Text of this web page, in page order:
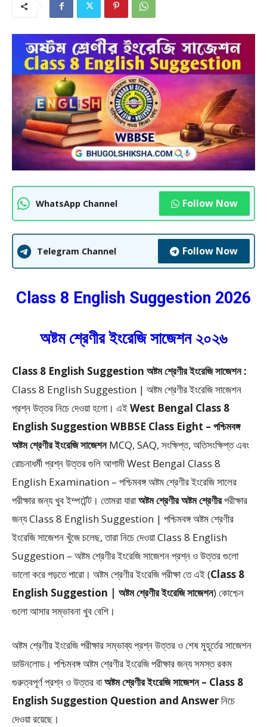
WhatsApp Channel Follow Now
Telegram Channel Follow Now
Class 8 English Suggestion 2026
অষ্টম শ্রেণীর ইংরেজি সাজেশন ২০২৬
Class 8 English Suggestion অষ্টম শ্রেণীর ইংরেজি সাজেশন :
Class 8 English Suggestion | অষ্টম শ্রেণীর ইংরেজি সাজেশন
প্রশ্ন উত্তর নিচে দেওয়া হলো। এইWest Bengal Class 8
English Suggestion WBBSE Class Eight – পশ্চিমবঙ্গ
অষ্টম শ্রেণীর ইংরেজি সাজেশনMCQ, SAQ, সংক্ষিপ্ত, অতিসংক্ষিপ্ত এবং
রোচনাধর্মী প্রশ্ন উত্তর গুলি আগামী West Bengal Class 8
English Examination – পশ্চিমবঙ্গ অষ্টম শ্রেণীর ইংরেজি সালের
পরীক্ষার জন্য খুব ইম্পর্টেন্ট। তোমরা যারাঅষ্টম শ্রেণীর অষ্টম শ্রেণীরপরীক্ষার
জন্য Class 8 English Suggestion | পশ্চিমবঙ্গ অষ্টম শ্রেণীর
ইংরেজি সাজেশন খুঁজে চলেছ, তারা নিচে দেওয়া Class 8 English
Suggestion – অষ্টম শ্রেণীর ইংরেজি সাজেশন প্রশ্ন ও উত্তর গুলো
ভালো করে পড়তে পারো। অষ্টম শ্রেণীর ইংরেজি পরীক্ষা তে এই (Class 8
English Suggestion | অষ্টম শ্রেণীর ইংরেজি সাজেশন) কোশ্চেন
গুলো আসার সম্ভাবনা খুব বেশি।
অষ্টম শ্রেণীর ইংরেজি পরীক্ষার সম্ভাব্য প্রশ্ন উত্তর ও শেষ মুহূর্তের সাজেশন
ডাউনলোড। পশ্চিমবঙ্গ অষ্টম শ্রেণীর ইংরেজি পরীক্ষার জন্য সমস্ত রকম
গুরুত্বপূর্ণ প্রশ্ন ও উত্তর বাঅষ্টম শ্রেণীর ইংরেজি সাজেশন – Class 8
English Suggestion Question and Answerনিচে
দেওয়া রয়েছে।